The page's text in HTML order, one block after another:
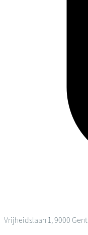
Vrijheidslaan 1, 9000 Gent